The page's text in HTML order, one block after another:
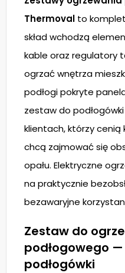
Thermoval to
skład wchodzą
kable oraz regulatory
ogrzać wnętrza
podłogi pokryte
zestaw do
klientach, którzy
chcą zajmować się
opału. Elektryczne
na praktycznie
bezawaryjne
Zestaw do
podłogowego
podłogówki